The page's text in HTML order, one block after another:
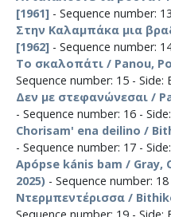
[1961] - Sequence number:
Στην Καλαμπάκα μια
[1962] - Sequence number:
Το σκαλοπάτι / Panou,
Sequence number: 15 - Side:
Δεν με στεφανώνεσαι /
- Sequence number: 16 -
Chorisam' ena deilino /
- Sequence number: 17 -
Apópse kánis bam / Gray,
2025) - Sequence number:
Ντερμπεντέρισσα /
Sequence number: 19 - Side: